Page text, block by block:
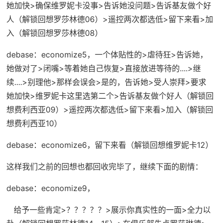
她加快>确保维罗妮卡没事>告诉她没问题>告诉基友做个好
人（解锁回想罗莎林德06）>遥控两次都选低>留下来看>加
入（解锁回想罗莎林德08）
debase：economize5，一个体贴性的>虐待狂>告诉她，
她做对了>闭嘴>等着她自己恢复>直接放进等待的....>继
续....>别理他>那样会误会>是的，告诉她>受人崇拜>要求
她加快>维罗妮卡这里选第二个>告诉基友做个好人（解锁回
想费利西亚09）>遥控两次都选低>留下来看>加入（解锁回
想费利西亚10）
debase：economize6，留下来看（解锁回想维罗妮卡12）
这样我们之前的回想也都回收完毕了，继续下面的剧情：
debase：economize9，
给予一些肯定>？？？？？>展示你真实性的一面>全力以